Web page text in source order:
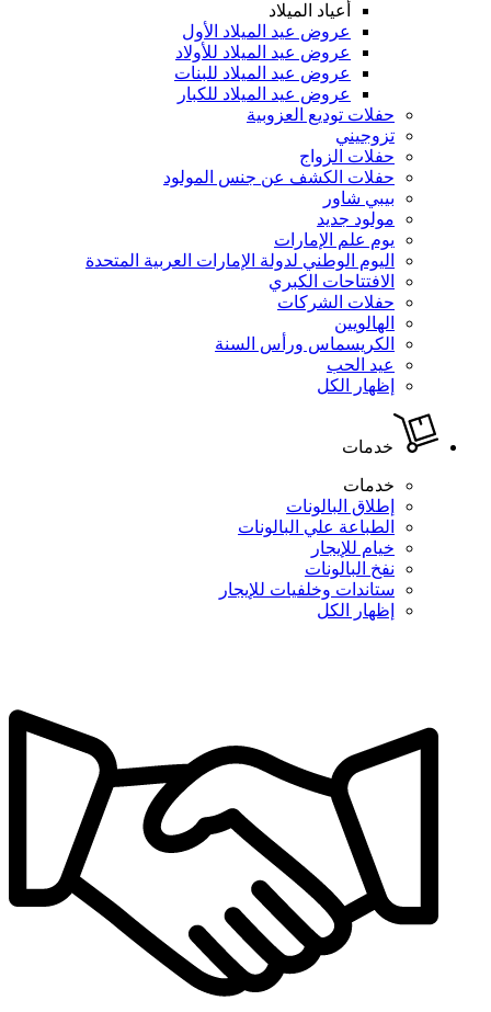
أعياد الميلاد
عروض عيد الميلاد الأول
عروض عيد الميلاد للأولاد
عروض عيد الميلاد للبنات
عروض عيد الميلاد للكبار
حفلات توديع العزوبية
تزوجيني
حفلات الزواج
حفلات الكشف عن جنس المولود
بيبي شاور
مولود جديد
يوم علم الإمارات
اليوم الوطني لدولة الإمارات العربية المتحدة
الافتتاحات الكبري
حفلات الشركات
الهالويين
الكريسماس ورأس السنة
عيد الحب
إظهار الكل
خدمات
خدمات
إطلاق البالونات
الطباعة علي البالونات
خيام للإيجار
نفخ البالونات
ستاندات وخلفيات للإيجار
إظهار الكل